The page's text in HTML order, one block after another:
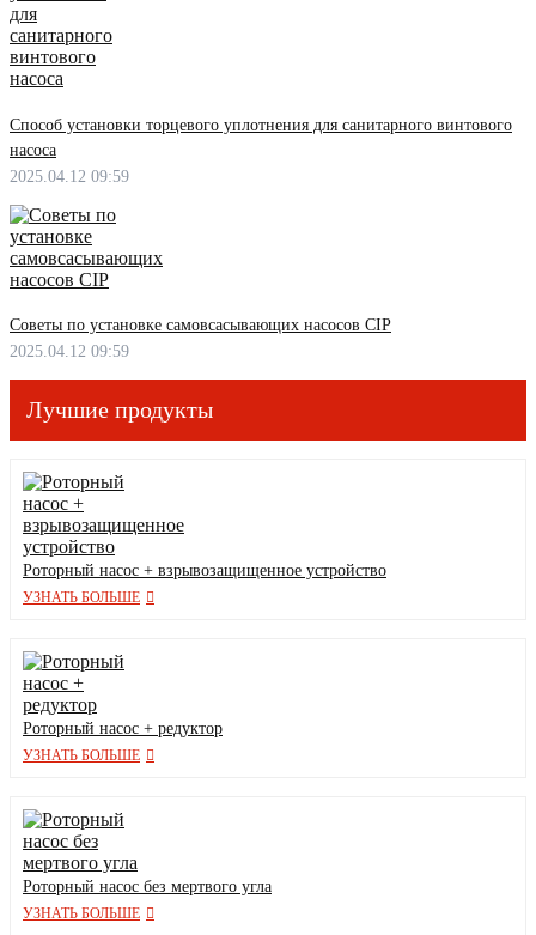
Способ установки торцевого уплотнения для санитарного винтового
насоса
2025.04.12 09:59
Советы по установке самовсасывающих насосов CIP
2025.04.12 09:59
Лучшие продукты
Роторный насос + взрывозащищенное устройство
УЗНАТЬ БОЛЬШЕ
Роторный насос + редуктор
УЗНАТЬ БОЛЬШЕ
Роторный насос без мертвого угла
УЗНАТЬ БОЛЬШЕ